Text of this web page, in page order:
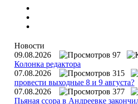
Новости
09.08.2026
97
Колонка редактора
07.08.2026
315
провести выходные 8 и 9 августа?
07.08.2026
377
Пьяная ссора в Андреевке